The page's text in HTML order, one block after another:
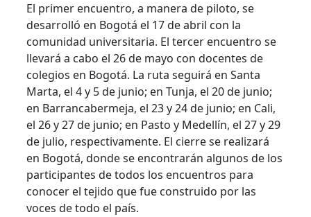
El primer encuentro, a manera de piloto, se
desarrolló en Bogotá el 17 de abril con la
comunidad universitaria. El tercer encuentro se
llevará a cabo el 26 de mayo con docentes de
colegios en Bogotá. La ruta seguirá en Santa
Marta, el 4 y 5 de junio; en Tunja, el 20 de junio;
en Barrancabermeja, el 23 y 24 de junio; en Cali,
el 26 y 27 de junio; en Pasto y Medellín, el 27 y 29
de julio, respectivamente. El cierre se realizará
en Bogotá, donde se encontrarán algunos de los
participantes de todos los encuentros para
conocer el tejido que fue construido por las
voces de todo el país.